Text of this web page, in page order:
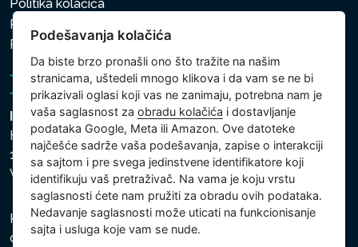
Politika kolačića
Politika zaštite ličnih i drugih obrađivanih podataka
Politika kolačića
Intex Trading, s.r.o.
Hradecká 2526/3
130 00 Praha 3
Vinohrady - Česká republika
Kompanija je registrovana u Opštinskom sudu u Pragu,
odeljak C, uložak 74759, Identifikacioni broj kompanije:
Podešavanja kolačića
Da biste brzo pronašli ono što tražite na našim
stranicama, uštedeli mnogo klikova i da vam se ne bi
prikazivali oglasi koji vas ne zanimaju, potrebna nam je
vaša saglasnost zaobradu kolačića i dostavljanje
podataka Google, Meta ili Amazon. Ove datoteke
najčešće sadrže vaša podešavanja, zapise o interakciji
sa sajtom i pre svega jedinstvene identifikatore koji
identifikuju vaš pretraživač. Na vama je koju vrstu
saglasnosti ćete nam pružiti za obradu ovih podataka.
Nedavanje saglasnosti može uticati na funkcionisanje
sajta i usluga koje vam se nude.